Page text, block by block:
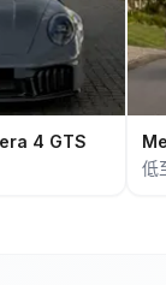
4 GTS
低